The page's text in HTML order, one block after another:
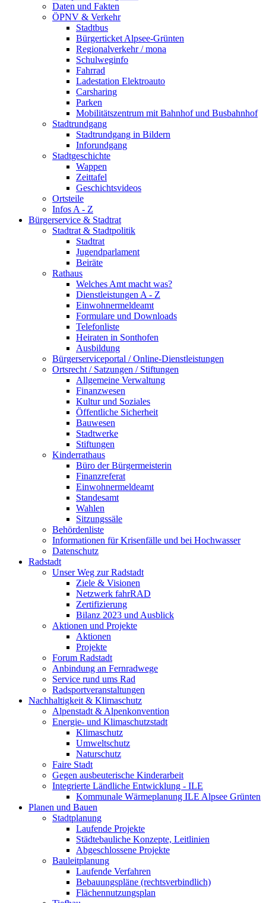
Daten und Fakten
ÖPNV & Verkehr
Stadtbus
Bürgerticket Alpsee-Grünten
Regionalverkehr / mona
Schulweginfo
Fahrrad
Ladestation Elektroauto
Carsharing
Parken
Mobilitätszentrum mit Bahnhof und Busbahnhof
Stadtrundgang
Stadtrundgang in Bildern
Inforundgang
Stadtgeschichte
Wappen
Zeittafel
Geschichtsvideos
Ortsteile
Infos A - Z
Bürgerservice & Stadtrat
Stadtrat & Stadtpolitik
Stadtrat
Jugendparlament
Beiräte
Rathaus
Welches Amt macht was?
Dienstleistungen A - Z
Einwohnermeldeamt
Formulare und Downloads
Telefonliste
Heiraten in Sonthofen
Ausbildung
Bürgerserviceportal / Online-Dienstleistungen
Ortsrecht / Satzungen / Stiftungen
Allgemeine Verwaltung
Finanzwesen
Kultur und Soziales
Öffentliche Sicherheit
Bauwesen
Stadtwerke
Stiftungen
Kinderrathaus
Büro der Bürgermeisterin
Finanzreferat
Einwohnermeldeamt
Standesamt
Wahlen
Sitzungssäle
Behördenliste
Informationen für Krisenfälle und bei Hochwasser
Datenschutz
Radstadt
Unser Weg zur Radstadt
Ziele & Visionen
Netzwerk fahrRAD
Zertifizierung
Bilanz 2023 und Ausblick
Aktionen und Projekte
Aktionen
Projekte
Forum Radstadt
Anbindung an Fernradwege
Service rund ums Rad
Radsportveranstaltungen
Nachhaltigkeit & Klimaschutz
Alpenstadt & Alpenkonvention
Energie- und Klimaschutzstadt
Klimaschutz
Umweltschutz
Naturschutz
Faire Stadt
Gegen ausbeuterische Kinderarbeit
Integrierte Ländliche Entwicklung - ILE
Kommunale Wärmeplanung ILE Alpsee Grünten
Planen und Bauen
Stadtplanung
Laufende Projekte
Städtebauliche Konzepte, Leitlinien
Abgeschlossene Projekte
Bauleitplanung
Laufende Verfahren
Bebauungspläne (rechtsverbindlich)
Flächennutzungsplan